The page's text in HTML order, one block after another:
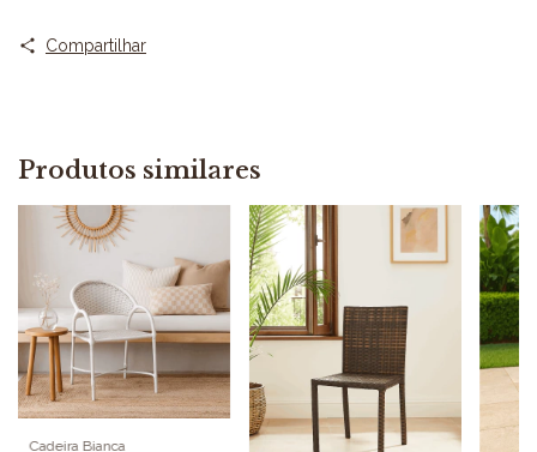
Compartilhar
Produtos similares
Cadeira Bianca